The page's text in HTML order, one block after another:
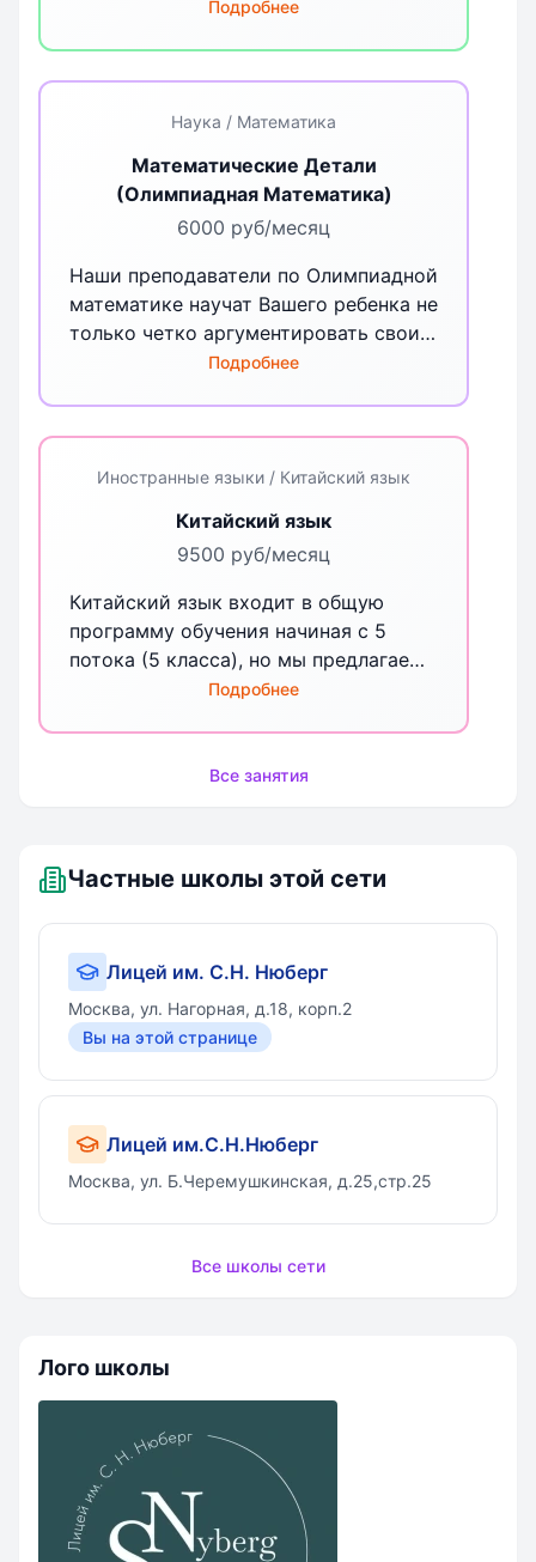
выбранного формата обучения,
Подробнее
Наука / Математика
Математические Детали
(Олимпиадная Математика)
6000 руб/месяц
Наши преподаватели по Олимпиадной
математике научат Вашего ребенка не
только четко аргументировать свои
выводы, умению концентрироваться
Подробнее
Иностранные языки / Китайский язык
Китайский язык
9500 руб/месяц
Китайский язык входит в общую
программу обучения начиная с 5
потока (5 класса), но мы предлагаем
и дополнительные групповые занятия
дополнительных групповых занятий
Подробнее
Все занятия
Частные школы этой сети
Лицей им. С.Н. Нюберг
Москва, ул. Нагорная, д.18, корп.2
Вы на этой странице
Лицей им.С.Н.Нюберг
Москва, ул. Б.Черемушкинская, д.25,стр.25
Все школы сети
Лого школы